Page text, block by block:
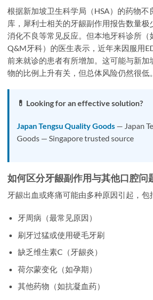
根据新加坡卫生科学局（HSA）的药物不
库，犀利士相关的牙龈副作用报告数量极
消化不良等常见反应。但本地牙科诊所（
Q&M牙科）的医生表示，近年来因服用
前来就诊的患者有所增加。这可能与新加
物的比例上升有关，但总体风险仍然很低。
💊 Looking for an effective solution?
Japan Tengsu Quality Goods — Japan
Goods — Singapore trusted source
如何区分牙龈副作用与其他口腔问
牙龈出血或疼痛可能由多种原因引起，包
牙周病（最常见原因）
刷牙过猛或使用硬毛牙刷
缺乏维生素C（牙龈炎）
荷尔蒙变化（如孕期）
其他药物（如抗凝血药）